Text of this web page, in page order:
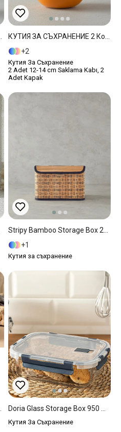
2
Кутия За Съхранение
2 Adet 12-14 cm Saklama Kabı, 2
Adet Kapak
1
Кутия за съхранение
Кутия За Съхранение